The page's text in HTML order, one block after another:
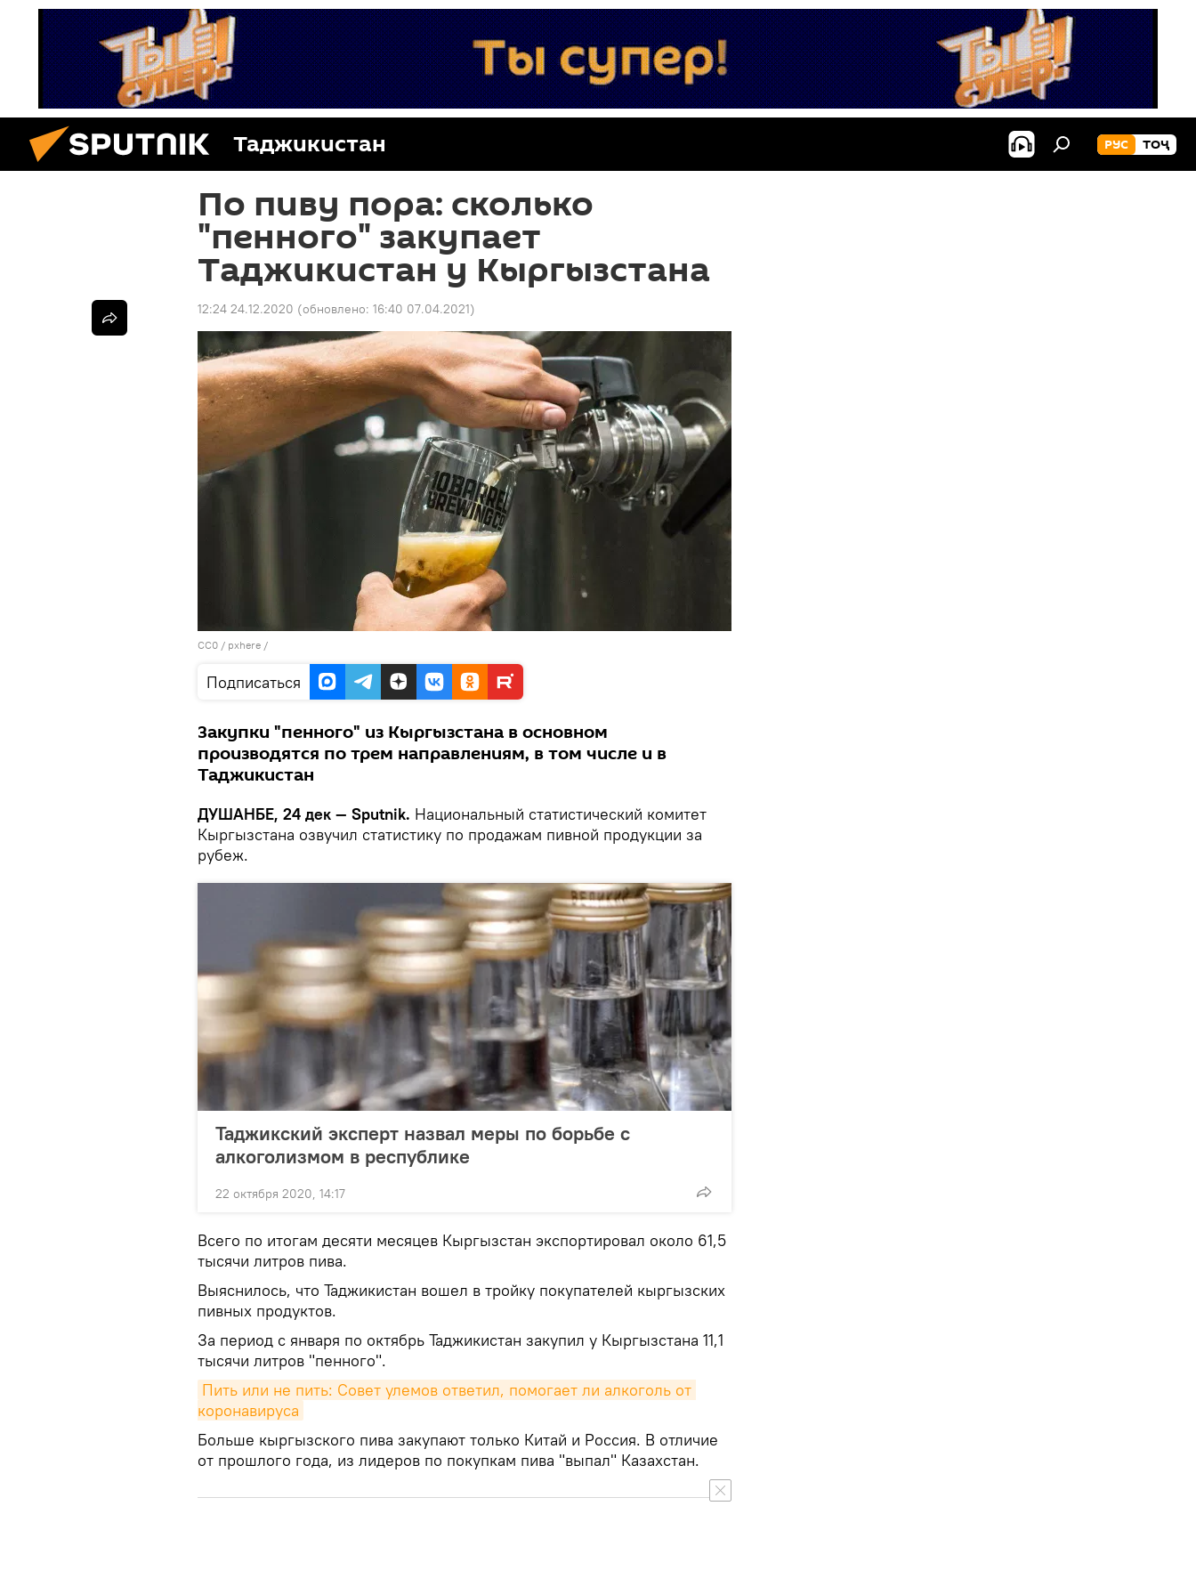
Таджикистан РУС ТОҶ
По пиву пора: сколько
"пенного" закупает
Таджикистан у Кыргызстана
12:24 24.12.2020 (обновлено: 16:40 07.04.2021)
CC0 / pxhere /
Подписаться
Закупки "пенного" из Кыргызстана в основном
производятся по трем направлениям, в том числе и в
Таджикистан
ДУШАНБЕ, 24 дек — Sputnik. Национальный статистический комитет
Кыргызстана озвучил статистику по продажам пивной продукции за
рубеж.
Таджикский эксперт назвал меры по борьбе с
алкоголизмом в республике
22 октября 2020, 14:17
Всего по итогам десяти месяцев Кыргызстан экспортировал около 61,5
тысячи литров пива.
Выяснилось, что Таджикистан вошел в тройку покупателей кыргызских
пивных продуктов.
За период с января по октябрь Таджикистан закупил у Кыргызстана 11,1
тысячи литров "пенного".
Пить или не пить: Совет улемов ответил, помогает ли алкоголь от
коронавируса
Больше кыргызского пива закупают только Китай и Россия. В отличие
от прошлого года, из лидеров по покупкам пива "выпал" Казахстан.